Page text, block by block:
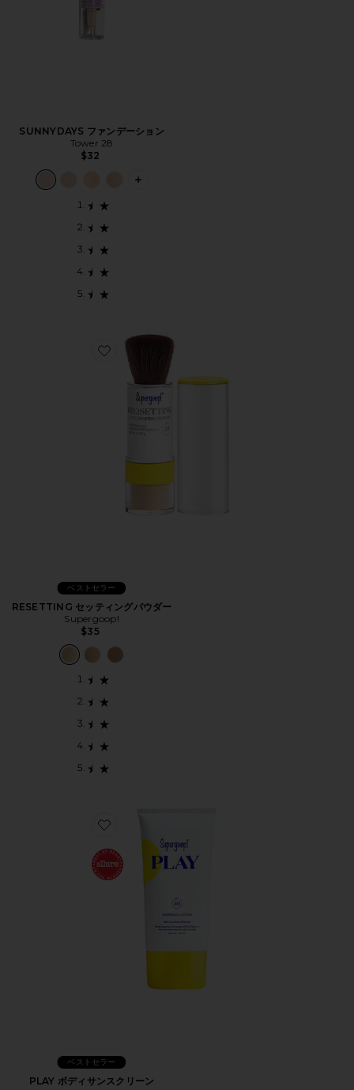
SUNNYDAYS ファンデーション
Tower 28
$32
PLUS ICON TO SEE MORE OPTIONS
Favorite RESETTING セッティングパウダー
ベストセラー
RESETTING セッティングパウダー
Supergoop!
$35
Favorite PLAY ボディサンスクリーン
ベストセラー
PLAY ボディサンスクリーン